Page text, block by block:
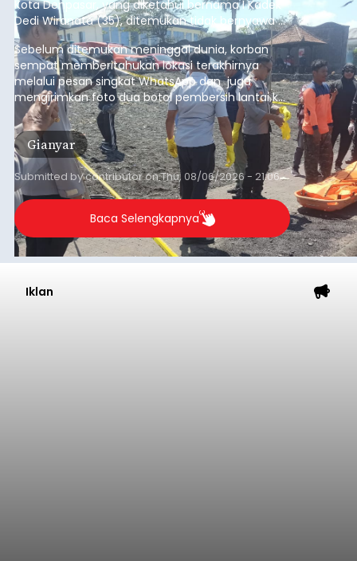
Kota Denpasar, yang diketahui bernama I Kadek
Dedi Wiranata (35), ditemukan tidak bernyawa di
pesisir Pantai Purnama, Sukawati.
Sebelum ditemukan meninggal dunia, korban
sempat memberitahukan lokasi terakhirnya
melalui pesan singkat WhatsApp dan juga
mengirimkan foto dua botol pembersih lantai ke
istrinya.
Gianyar
Submitted bycontributoronThu, 08/06/2026 - 21:06
Baca Selengkapnya
Iklan